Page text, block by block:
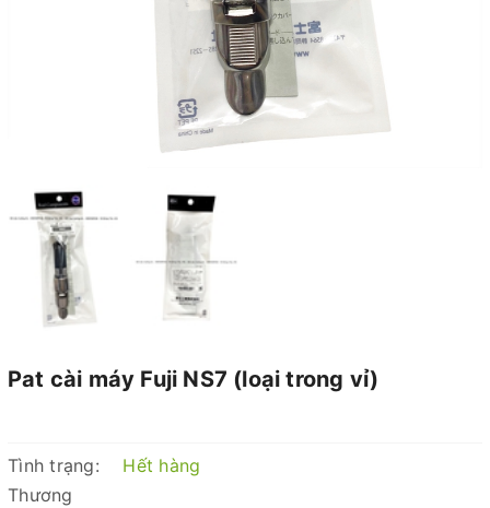
Pat cài máy Fuji NS7 (loại trong vỉ)
Tình trạng:
Hết hàng
Thương